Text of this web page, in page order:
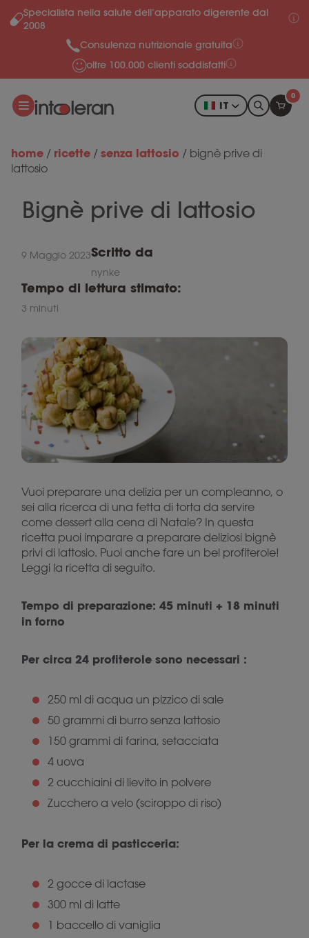
Salta al contenuto
Specialista nella salute dell’apparato digerente dal
2008
Consulenza nutrizionale gratuita
oltre 100.000 clienti soddisfatti
IT
0
home / ricette / senza lattosio / bignè prive di
lattosio
Bignè prive di lattosio
9 Maggio 2023Scritto da
nynke
Tempo di lettura stimato:
3 minuti
Vuoi preparare una delizia per un compleanno, o
sei alla ricerca di una fetta di torta da servire
come dessert alla cena di Natale? In questa
ricetta puoi imparare a preparare deliziosi bignè
privi di lattosio. Puoi anche fare un bel profiterole!
Leggi la ricetta di seguito.
Tempo di preparazione: 45 minuti + 18 minuti
in forno
Per circa 24 profiterole sono necessari :
250 ml di acqua un pizzico di sale
50 grammi di burro senza lattosio
150 grammi di farina, setacciata
4 uova
2 cucchiaini di lievito in polvere
Zucchero a velo (sciroppo di riso)
Per la crema di pasticceria:
2 gocce di lactase
300 ml di latte
1 baccello di vaniglia